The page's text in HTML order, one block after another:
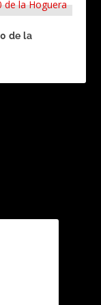
de la